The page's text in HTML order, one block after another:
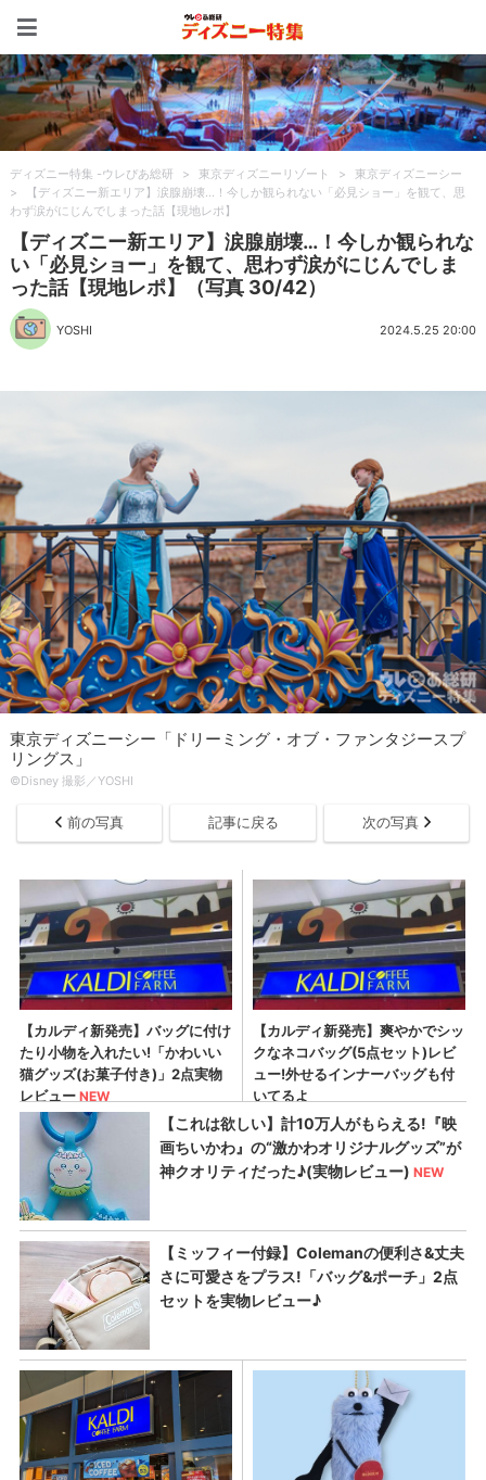
ディズニー特集 -ウレぴあ総研 > 東京ディズニーリゾート >
東京ディズニーシー
>
【ディズニー新エリア】涙腺崩壊…！今しか観られない「必見ショー」を観て、思
わず涙がにじんでしまった話【現地レポ】
【ディズニー新エリア】涙腺崩壊…！今しか観られな
い「必見ショー」を観て、思わず涙がにじんでしま
った話【現地レポ】（写真 30/42）
YOSHI 2024.5.25 20:00
東京ディズニーシー「ドリーミング・オブ・ファンタジースプ
リングス」
©Disney 撮影／YOSHI
前の写真 記事に戻る 次の写真